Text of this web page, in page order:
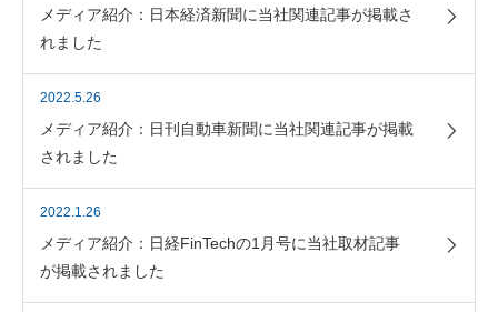
メディア紹介：日本経済新聞に当社関連記事が掲載さ
れました
2022.5.26
メディア紹介：日刊自動車新聞に当社関連記事が掲載
されました
2022.1.26
メディア紹介：日経FinTechの1月号に当社取材記事
が掲載されました